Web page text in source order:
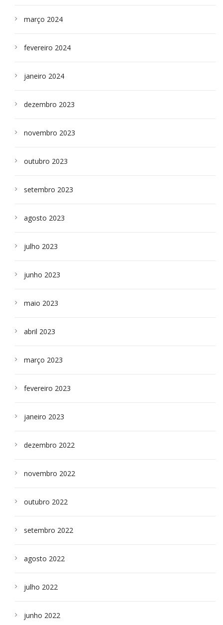
março 2024
fevereiro 2024
janeiro 2024
dezembro 2023
novembro 2023
outubro 2023
setembro 2023
agosto 2023
julho 2023
junho 2023
maio 2023
abril 2023
março 2023
fevereiro 2023
janeiro 2023
dezembro 2022
novembro 2022
outubro 2022
setembro 2022
agosto 2022
julho 2022
junho 2022